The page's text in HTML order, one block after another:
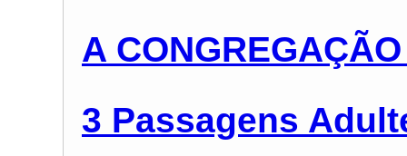
A
3 Passagens